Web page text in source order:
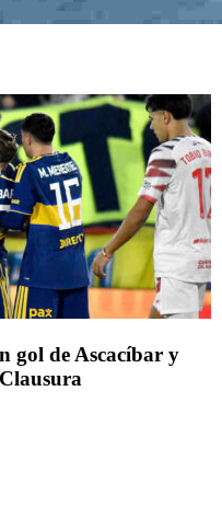
gol de Ascacíbar y